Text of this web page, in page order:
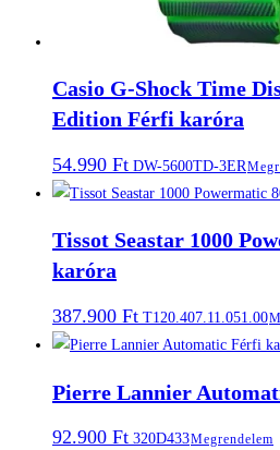
Casio G-Shock Time
Edition Férfi karóra
54.990 Ft DW-5600TD-3ER
Tissot Seastar 1000
karóra
387.900 Ft T120.407.11.051.00
Pierre Lannier
92.900 Ft 320D433Megrendelem